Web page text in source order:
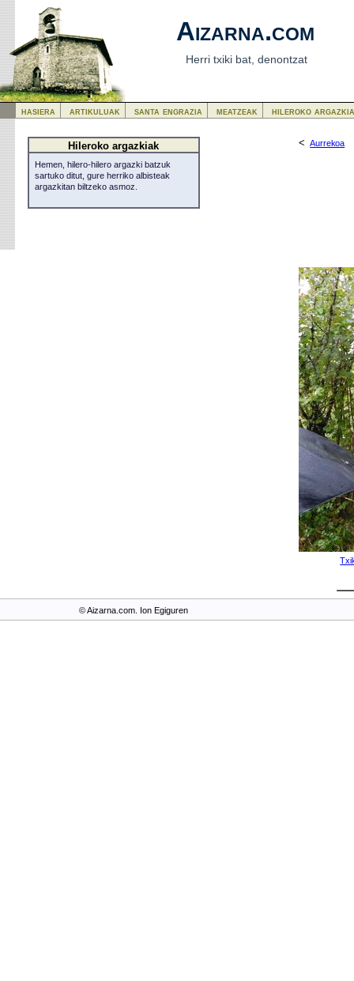
Aizarna.com
Herri txiki bat, denontzat
<Aurrekoa
Hileroko argazkiak
Hemen, hilero-hilero argazki batzuk
sartuko ditut, gure herriko albisteak
argazkitan biltzeko asmoz.
hasiera artikuluak santa engrazia meatzeak hileroko
© Aizarna.com. Ion Egiguren